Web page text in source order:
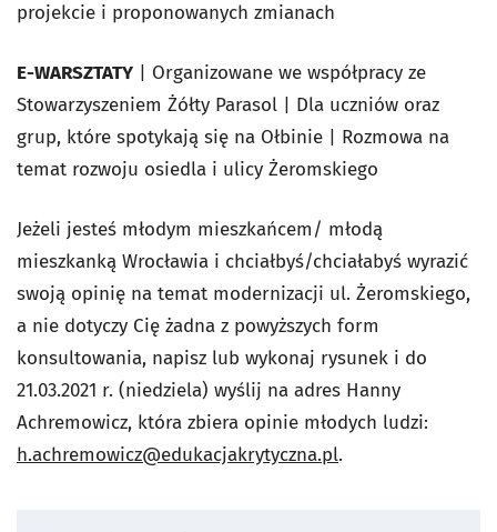
projekcie i proponowanych zmianach
E-WARSZTATY | Organizowane we współpracy ze
Stowarzyszeniem Żółty Parasol | Dla uczniów oraz
grup, które spotykają się na Ołbinie | Rozmowa na
temat rozwoju osiedla i ulicy Żeromskiego
Jeżeli jesteś młodym mieszkańcem/ młodą
mieszkanką Wrocławia i chciałbyś/chciałabyś wyrazić
swoją opinię na temat modernizacji ul. Żeromskiego,
a nie dotyczy Cię żadna z powyższych form
konsultowania, napisz lub wykonaj rysunek i do
21.03.2021 r. (niedziela) wyślij na adres Hanny
Achremowicz, która zbiera opinie młodych ludzi:
h.achremowicz@edukacjakrytyczna.pl.